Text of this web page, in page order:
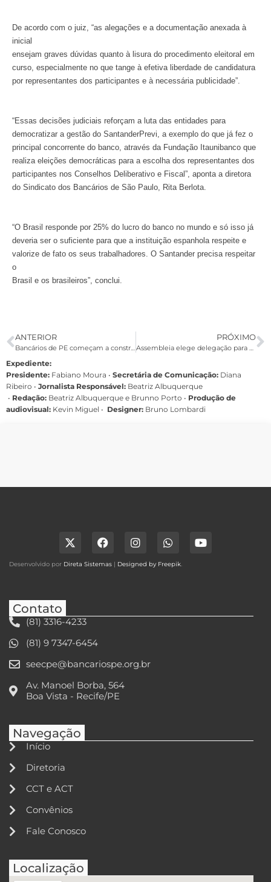
De acordo com o juiz, “as alegações e a documentação anexada à
inicial
ensejam graves dúvidas quanto à lisura do procedimento eleitoral em
curso, especialmente no que tange à efetiva liberdade de candidatura
por representantes dos participantes e à necessária publicidade”.
“Essas decisões judiciais reforçam a luta das entidades para
democratizar a gestão do SantanderPrevi, a exemplo do que já fez o
principal concorrente do banco, através da Fundação Itaunibanco que
realiza eleições democráticas para a escolha dos representantes dos
participantes nos Conselhos Deliberativo e Fiscal”, aponta a diretora
do Sindicato dos Bancários de São Paulo, Rita Berlota.
“O Brasil responde por 25% do lucro do banco no mundo e só isso já
deveria ser o suficiente para que a instituição espanhola respeite e
valorize de fato os seus trabalhadores. O Santander precisa respeitar
o
Brasil e os brasileiros”, conclui.
ANTERIOR
Bancários de PE começam a construir pauta de reivindicações da Campanha Nacional
PRÓXIMO
Assembleia elege delegação para o 1º Congresso da Fetrafi-NE
Expediente:
Presidente: Fabiano Moura • Secretária de Comunicação: Diana
Ribeiro • Jornalista Responsável: Beatriz Albuquerque
• Redação: Beatriz Albuquerque e Brunno Porto • Produção de
audiovisual: Kevin Miguel • Designer: Bruno Lombardi
Desenvolvido por Direta Sistemas | Designed by Freepik.
Contato
(81) 3316-4233
(81) 9 7347-6454
seecpe@bancariospe.org.br
Av. Manoel Borba, 564
Boa Vista - Recife/PE
Navegação
Início
Diretoria
CCT e ACT
Convênios
Fale Conosco
Localização